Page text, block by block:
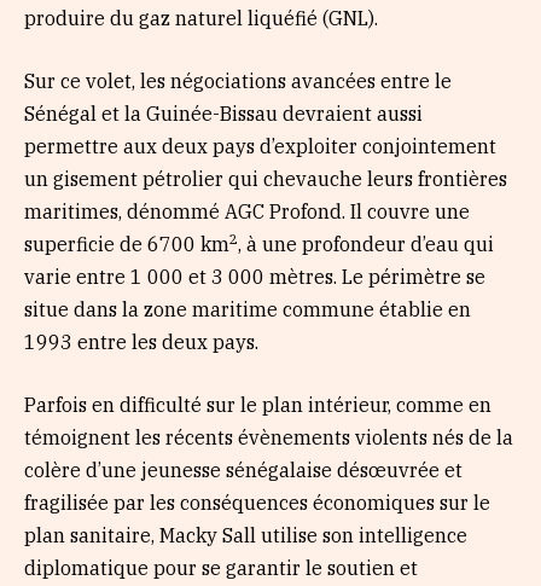
produire du gaz naturel liquéfié (GNL).
Sur ce volet, les négociations avancées entre le
Sénégal et la Guinée-Bissau devraient aussi
permettre aux deux pays d’exploiter conjointement
un gisement pétrolier qui chevauche leurs frontières
maritimes, dénommé AGC Profond. Il couvre une
superficie de 6700 km2, à une profondeur d’eau qui
varie entre 1 000 et 3 000 mètres. Le périmètre se
situe dans la zone maritime commune établie en
1993 entre les deux pays.
Parfois en difficulté sur le plan intérieur, comme en
témoignent les récents évènements violents nés de la
colère d’une jeunesse sénégalaise désœuvrée et
fragilisée par les conséquences économiques sur le
plan sanitaire, Macky Sall utilise son intelligence
diplomatique pour se garantir le soutien et